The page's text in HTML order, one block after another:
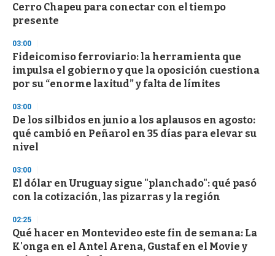
Cerro Chapeu para conectar con el tiempo
presente
03:00
Fideicomiso ferroviario: la herramienta que
impulsa el gobierno y que la oposición cuestiona
por su “enorme laxitud” y falta de límites
03:00
De los silbidos en junio a los aplausos en agosto:
qué cambió en Peñarol en 35 días para elevar su
nivel
03:00
El dólar en Uruguay sigue "planchado": qué pasó
con la cotización, las pizarras y la región
02:25
Qué hacer en Montevideo este fin de semana: La
K'onga en el Antel Arena, Gustaf en el Movie y